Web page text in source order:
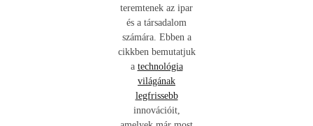
teremtenek az ipar
és a társadalom
számára. Ebben a
cikkben bemutatjuk
a technológia
világának
legfrissebb
innovációit,